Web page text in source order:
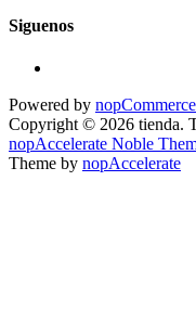
Siguenos
Powered by nopCommerce
Copyright © 2026 tienda.
nopAccelerate Noble
Theme by nopAccelerate